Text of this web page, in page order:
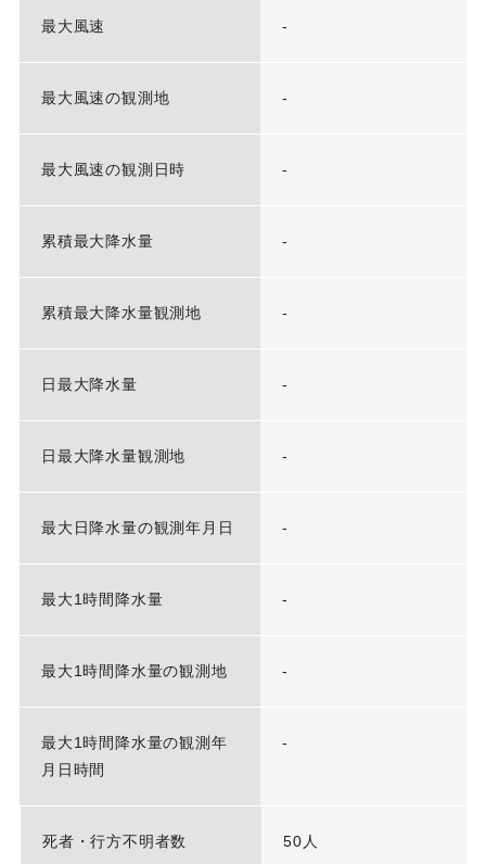
最大風速 -
最大風速の観測地 -
最大風速の観測日時 -
累積最大降水量 -
累積最大降水量観測地 -
日最大降水量 -
日最大降水量観測地 -
最大日降水量の観測年月日 -
最大1時間降水量 -
最大1時間降水量の観測地 -
最大1時間降水量の観測年
月日時間
-
死者・行方不明者数 50人